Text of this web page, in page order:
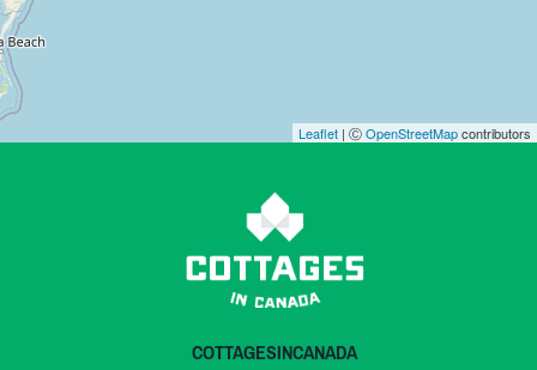
Leaflet | ⒸOpenStreetMapcontributors
COTTAGESINCANADA